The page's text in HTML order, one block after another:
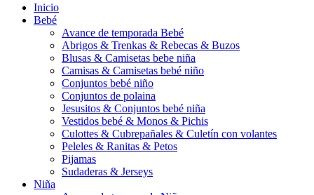
Inicio
Bebé
Avance de temporada Bebé
Abrigos & Trenkas & Rebecas & Buzos
Blusas & Camisetas bebe niña
Camisas & Camisetas bebé niño
Conjuntos bebé niño
Conjuntos de polaina
Jesusitos & Conjuntos bebé niña
Vestidos bebé & Monos & Pichis
Culottes & Cubrepañales & Culetín con volantes
Peleles & Ranitas & Petos
Pijamas
Sudaderas & Jerseys
Niña